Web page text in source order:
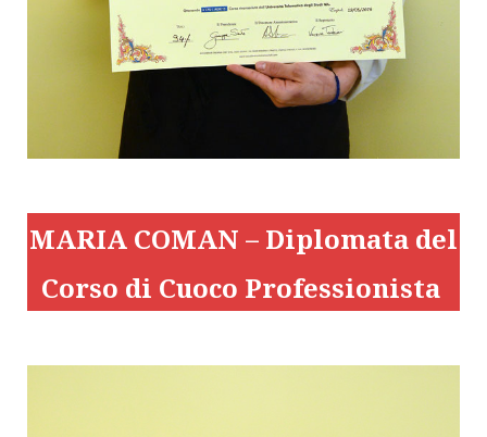
MARIA COMAN – Diplomata del
Corso di Cuoco Professionista